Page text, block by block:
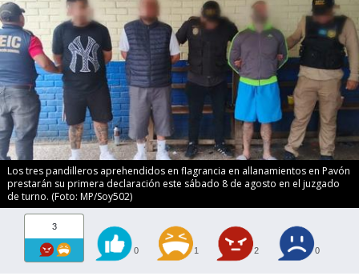
Los tres pandilleros aprehendidos en flagrancia en allanamientos en Pavón
prestarán su primera declaración este sábado 8 de agosto en el juzgado
de turno. (Foto: MP/Soy502)
3
0 1 2 0